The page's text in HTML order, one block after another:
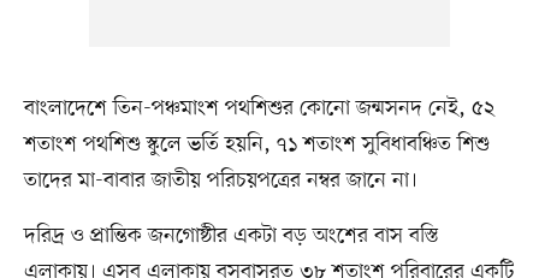
বাংলাদেশে তিন-পঞ্চমাংশ পথশিশুর কোনো জন্মসনদ নেই, ৫২
শতাংশ পথশিশু স্কুলে ভর্তি হয়নি, ৭১ শতাংশ সুবিধাবঞ্চিত শিশু
তাদের মা-বাবার জাতীয় পরিচয়পত্রের নম্বর জানে না।
দরিদ্র ও প্রান্তিক জনগোষ্ঠীর একটা বড় অংশের বাস বস্তি